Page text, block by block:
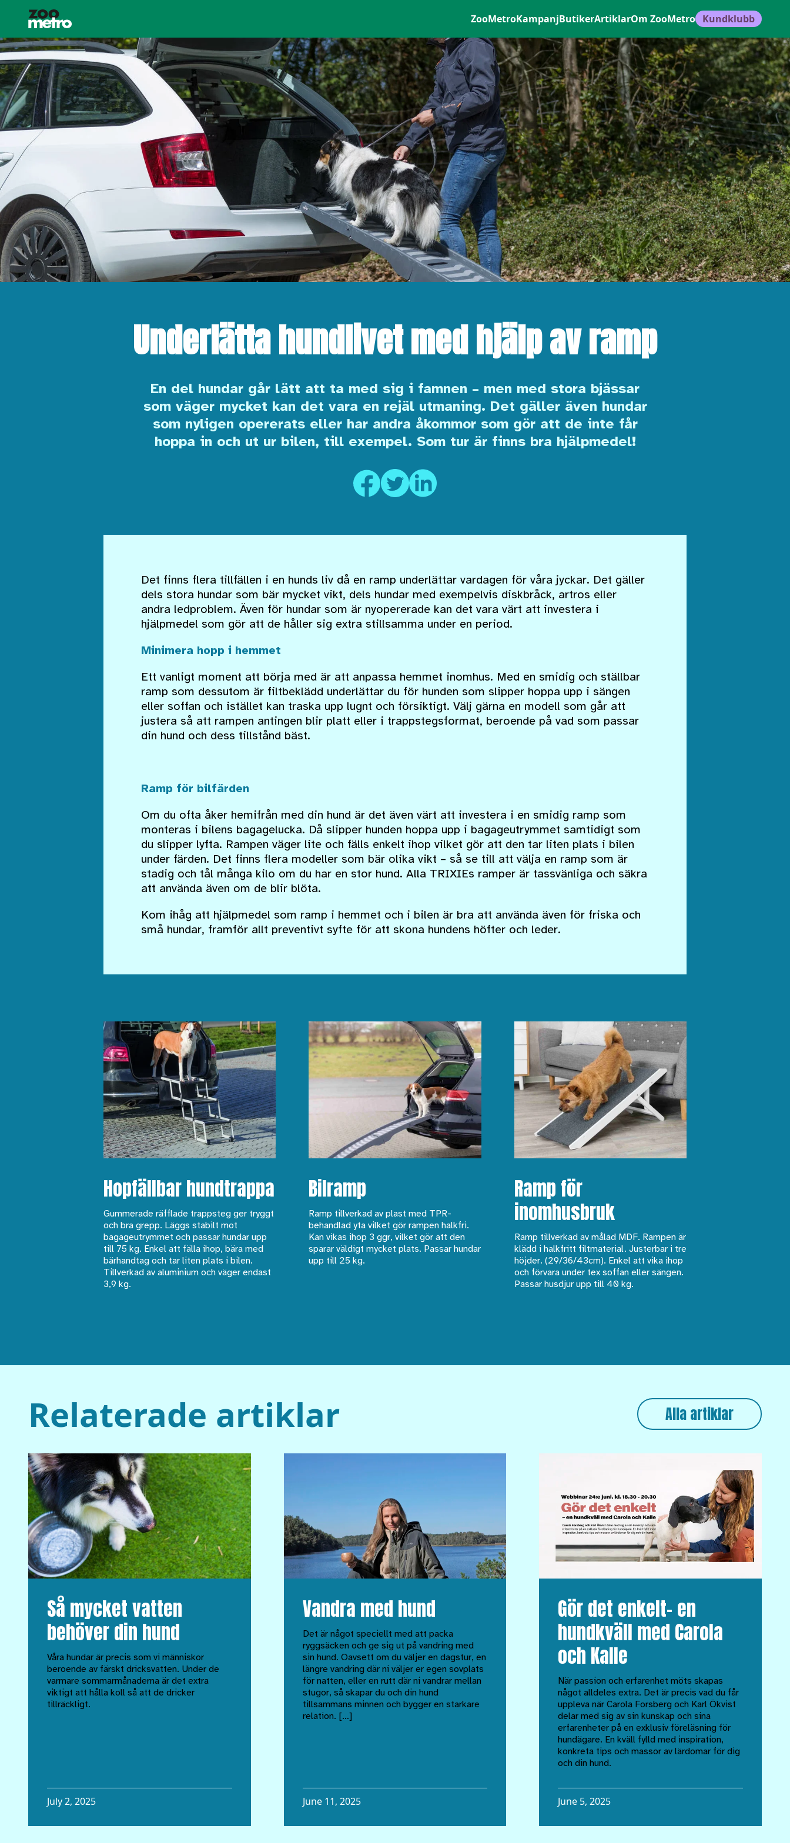
ZooMetroKampanjButikerArtiklarOm ZooMetro Kundklubb
Underlätta hundlivet med hjälp av ramp
En del hundar går lätt att ta med sig i famnen – men med stora bjässar
som väger mycket kan det vara en rejäl utmaning. Det gäller även hundar
som nyligen opererats eller har andra åkommor som gör att de inte får
hoppa in och ut ur bilen, till exempel. Som tur är finns bra hjälpmedel!
Det finns flera tillfällen i en hunds liv då en ramp underlättar vardagen för våra jyckar. Det gäller
dels stora hundar som bär mycket vikt, dels hundar med exempelvis diskbråck, artros eller
andra ledproblem. Även för hundar som är nyopererade kan det vara värt att investera i
hjälpmedel som gör att de håller sig extra stillsamma under en period.
Minimera hopp i hemmet
Ett vanligt moment att börja med är att anpassa hemmet inomhus. Med en smidig och ställbar
ramp som dessutom är filtbeklädd underlättar du för hunden som slipper hoppa upp i sängen
eller soffan och istället kan traska upp lugnt och försiktigt. Välj gärna en modell som går att
justera så att rampen antingen blir platt eller i trappstegsformat, beroende på vad som passar
din hund och dess tillstånd bäst.
Ramp för bilfärden
Om du ofta åker hemifrån med din hund är det även värt att investera i en smidig ramp som
monteras i bilens bagagelucka. Då slipper hunden hoppa upp i bagageutrymmet samtidigt som
du slipper lyfta. Rampen väger lite och fälls enkelt ihop vilket gör att den tar liten plats i bilen
under färden. Det finns flera modeller som bär olika vikt – så se till att välja en ramp som är
stadig och tål många kilo om du har en stor hund. Alla TRIXIEs ramper är tassvänliga och säkra
att använda även om de blir blöta.
Kom ihåg att hjälpmedel som ramp i hemmet och i bilen är bra att använda även för friska och
små hundar, framför allt preventivt syfte för att skona hundens höfter och leder.
Hopfällbar hundtrappa
Gummerade räfflade trappsteg ger tryggt
och bra grepp. Läggs stabilt mot
bagageutrymmet och passar hundar upp
till 75 kg. Enkel att fälla ihop, bära med
bärhandtag och tar liten plats i bilen.
Tillverkad av aluminium och väger endast
3,9 kg.
Bilramp
Ramp tillverkad av plast med TPR-
behandlad yta vilket gör rampen halkfri.
Kan vikas ihop 3 ggr, vilket gör att den
sparar väldigt mycket plats. Passar hundar
upp till 25 kg.
Ramp för
inomhusbruk
Ramp tillverkad av målad MDF. Rampen är
klädd i halkfritt filtmaterial. Justerbar i tre
höjder. (29/36/43cm). Enkel att vika ihop
och förvara under tex soffan eller sängen.
Passar husdjur upp till 40 kg.
Relaterade artiklar Alla artiklar
Så mycket vatten
behöver din hund
Våra hundar är precis som vi människor
beroende av färskt dricksvatten. Under de
varmare sommarmånaderna är det extra
viktigt att hålla koll så att de dricker
tillräckligt.
July 2, 2025
Vandra med hund
Det är något speciellt med att packa
ryggsäcken och ge sig ut på vandring med
sin hund. Oavsett om du väljer en dagstur, en
längre vandring där ni väljer er egen sovplats
för natten, eller en rutt där ni vandrar mellan
stugor, så skapar du och din hund
tillsammans minnen och bygger en starkare
relation. […]
June 11, 2025
Gör det enkelt– en
hundkväll med Carola
och Kalle
När passion och erfarenhet möts skapas
något alldeles extra. Det är precis vad du får
uppleva när Carola Forsberg och Karl Ökvist
delar med sig av sin kunskap och sina
erfarenheter på en exklusiv föreläsning för
hundägare. En kväll fylld med inspiration,
konkreta tips och massor av lärdomar för dig
och din hund.
June 5, 2025